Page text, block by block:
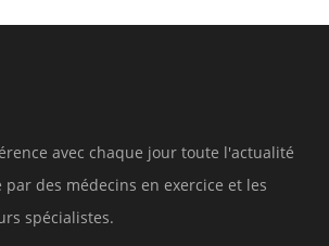
avec chaque jour toute l'actualité
des médecins en exercice et les
spécialistes.